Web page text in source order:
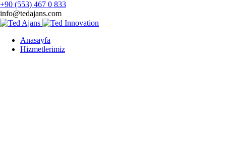
+90 (553) 467 0 833
info@tedajans.com
Anasayfa
Hizmetlerimiz